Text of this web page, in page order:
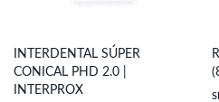
INTERDENTAL SÚPER
CONICAL PHD 2.0 |
INTERPROX